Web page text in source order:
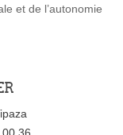
et de l’autonomie